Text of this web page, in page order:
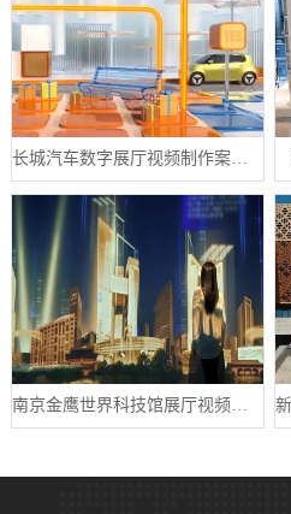
长城汽车数字展厅视频制作案例分享
南京金鹰世界科技馆展厅视频制作案例